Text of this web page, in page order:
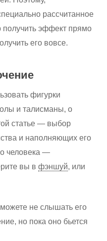
рассчитанное
эффект прямо
его вовсе.
фигурки
и талисманы, о
статье — выбор
и наполняющих его
человека —
вы в фэншуй, или
не слышать его
но пока оно бьется